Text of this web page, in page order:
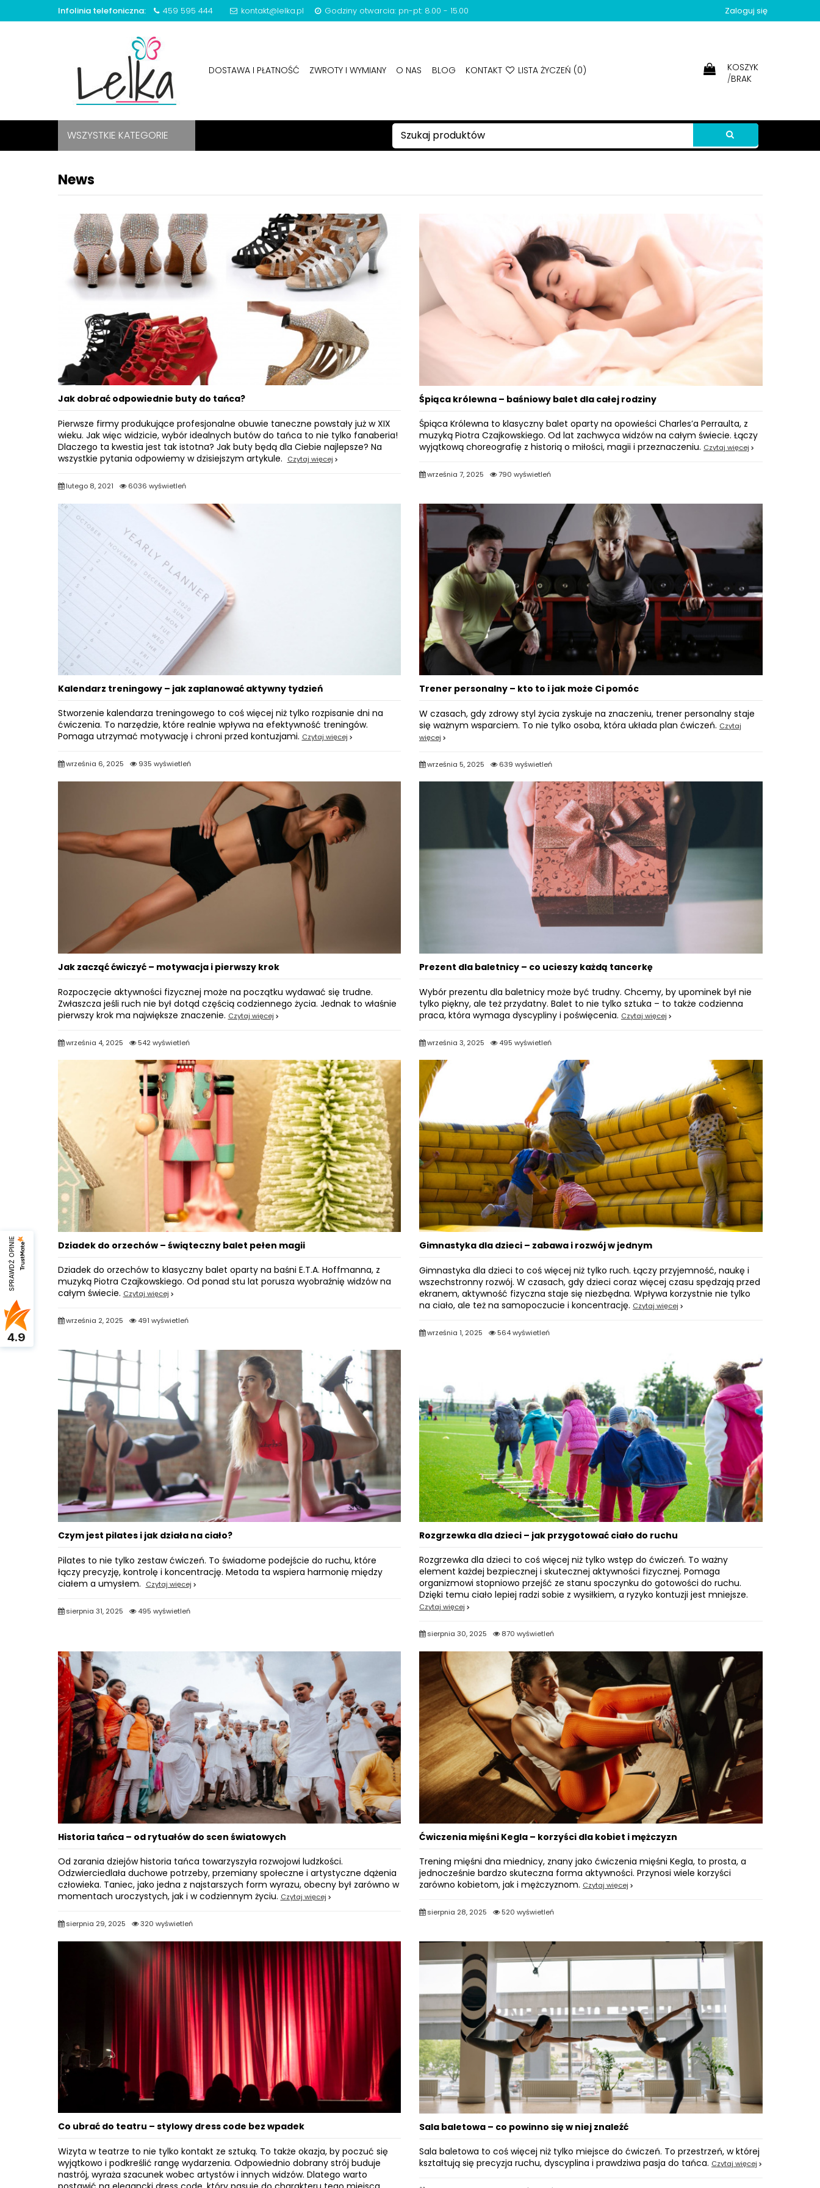
Infolinia telefoniczna: 459 595 444 kontakt@lelka.pl Godziny otwarcia: pn-pt: 8.00 - 15.00 Zaloguj się
DOSTAWA I PŁATNOŚĆ ZWROTY I WYMIANY O NAS BLOG KONTAKT LISTA ŻYCZEŃ (0)
KOSZYK
/BRAK
WSZYSTKIE KATEGORIE
News
Jak dobrać odpowiednie buty do tańca?
Pierwsze firmy produkujące profesjonalne obuwie taneczne powstały już w XIX
wieku. Jak więc widzicie, wybór idealnych butów do tańca to nie tylko fanaberia!
Dlaczego ta kwestia jest tak istotna? Jak buty będą dla Ciebie najlepsze? Na
wszystkie pytania odpowiemy w dzisiejszym artykule.
Czytaj więcej
lutego 8, 2021 6036 wyświetleń
Śpiąca królewna – baśniowy balet dla całej rodziny
Śpiąca Królewna to klasyczny balet oparty na opowieści Charles’a Perraulta, z
muzyką Piotra Czajkowskiego. Od lat zachwyca widzów na całym świecie. Łączy
wyjątkową choreografię z historią o miłości, magii i przeznaczeniu. Czytaj więcej
września 7, 2025 790 wyświetleń
Kalendarz treningowy – jak zaplanować aktywny tydzień
Stworzenie kalendarza treningowego to coś więcej niż tylko rozpisanie dni na
ćwiczenia. To narzędzie, które realnie wpływa na efektywność treningów.
Pomaga utrzymać motywację i chroni przed kontuzjami. Czytaj więcej
września 6, 2025 935 wyświetleń
Trener personalny – kto to i jak może Ci pomóc
W czasach, gdy zdrowy styl życia zyskuje na znaczeniu, trener personalny staje
się ważnym wsparciem. To nie tylko osoba, która układa plan ćwiczeń. Czytaj
więcej
września 5, 2025 639 wyświetleń
Jak zacząć ćwiczyć – motywacja i pierwszy krok
Rozpoczęcie aktywności fizycznej może na początku wydawać się trudne.
Zwłaszcza jeśli ruch nie był dotąd częścią codziennego życia. Jednak to właśnie
pierwszy krok ma największe znaczenie. Czytaj więcej
września 4, 2025 542 wyświetleń
Prezent dla baletnicy – co ucieszy każdą tancerkę
Wybór prezentu dla baletnicy może być trudny. Chcemy, by upominek był nie
tylko piękny, ale też przydatny. Balet to nie tylko sztuka – to także codzienna
praca, która wymaga dyscypliny i poświęcenia. Czytaj więcej
września 3, 2025 495 wyświetleń
Dziadek do orzechów – świąteczny balet pełen magii
Dziadek do orzechów to klasyczny balet oparty na baśni E.T.A. Hoffmanna, z
muzyką Piotra Czajkowskiego. Od ponad stu lat porusza wyobraźnię widzów na
całym świecie. Czytaj więcej
września 2, 2025 491 wyświetleń
Gimnastyka dla dzieci – zabawa i rozwój w jednym
Gimnastyka dla dzieci to coś więcej niż tylko ruch. Łączy przyjemność, naukę i
wszechstronny rozwój. W czasach, gdy dzieci coraz więcej czasu spędzają przed
ekranem, aktywność fizyczna staje się niezbędna. Wpływa korzystnie nie tylko
na ciało, ale też na samopoczucie i koncentrację. Czytaj więcej
września 1, 2025 564 wyświetleń
Czym jest pilates i jak działa na ciało?
Pilates to nie tylko zestaw ćwiczeń. To świadome podejście do ruchu, które
łączy precyzję, kontrolę i koncentrację. Metoda ta wspiera harmonię między
ciałem a umysłem.
Czytaj więcej
sierpnia 31, 2025 495 wyświetleń
Rozgrzewka dla dzieci – jak przygotować ciało do ruchu
Rozgrzewka dla dzieci to coś więcej niż tylko wstęp do ćwiczeń. To ważny
element każdej bezpiecznej i skutecznej aktywności fizycznej. Pomaga
organizmowi stopniowo przejść ze stanu spoczynku do gotowości do ruchu.
Dzięki temu ciało lepiej radzi sobie z wysiłkiem, a ryzyko kontuzji jest mniejsze.
Czytaj więcej
sierpnia 30, 2025 870 wyświetleń
Historia tańca – od rytuałów do scen światowych
Od zarania dziejów historia tańca towarzyszyła rozwojowi ludzkości.
Odzwierciedlała duchowe potrzeby, przemiany społeczne i artystyczne dążenia
człowieka. Taniec, jako jedna z najstarszych form wyrazu, obecny był zarówno w
momentach uroczystych, jak i w codziennym życiu. Czytaj więcej
sierpnia 29, 2025 320 wyświetleń
Ćwiczenia mięśni Kegla – korzyści dla kobiet i mężczyzn
Trening mięśni dna miednicy, znany jako ćwiczenia mięśni Kegla, to prosta, a
jednocześnie bardzo skuteczna forma aktywności. Przynosi wiele korzyści
zarówno kobietom, jak i mężczyznom. Czytaj więcej
sierpnia 28, 2025 520 wyświetleń
Co ubrać do teatru – stylowy dress code bez wpadek
Wizyta w teatrze to nie tylko kontakt ze sztuką. To także okazja, by poczuć się
wyjątkowo i podkreślić rangę wydarzenia. Odpowiednio dobrany strój buduje
nastrój, wyraża szacunek wobec artystów i innych widzów. Dlatego warto
Sala baletowa – co powinno się w niej znaleźć
Sala baletowa to coś więcej niż tylko miejsce do ćwiczeń. To przestrzeń, w której
kształtują się precyzja ruchu, dyscyplina i prawdziwa pasja do tańca. Czytaj więcej
SPRAWDŹ OPINIE
4.9